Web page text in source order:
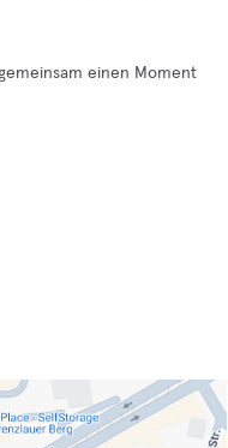
einen Moment